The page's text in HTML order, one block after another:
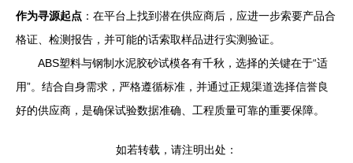
作为寻源起点 ：在平台上找到潜在供应商后，应进一步索要产品合
格证、检测报告，并可能的话索取样品进行实测验证。
ABS塑料与钢制水泥胶砂试模各有千秋，选择的关键在于“适
用”。结合自身需求，严格遵循标准，并通过正规渠道选择信誉良
好的供应商，是确保试验数据准确、工程质量可靠的重要保障。
如若转载，请注明出处：